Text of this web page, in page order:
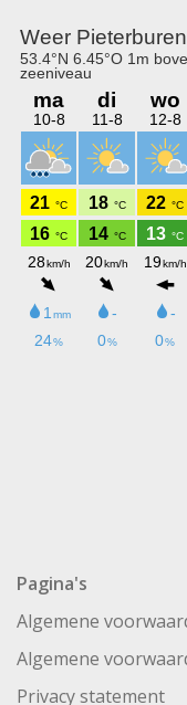
Pagina's
Algemene
Algemene
Privacy statement